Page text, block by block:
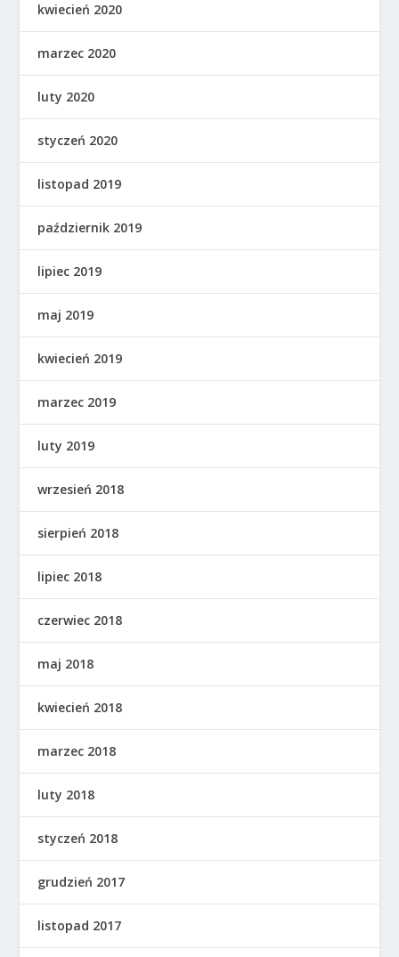
kwiecień 2020
marzec 2020
luty 2020
styczeń 2020
listopad 2019
październik 2019
lipiec 2019
maj 2019
kwiecień 2019
marzec 2019
luty 2019
wrzesień 2018
sierpień 2018
lipiec 2018
czerwiec 2018
maj 2018
kwiecień 2018
marzec 2018
luty 2018
styczeń 2018
grudzień 2017
listopad 2017